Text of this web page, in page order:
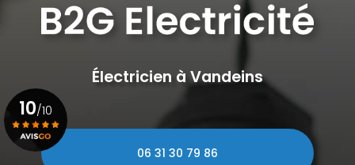
Chauffage/VMC
Portails
Électricien à Vandeins
06 31 30 79 86
10/10
Voir le certificat